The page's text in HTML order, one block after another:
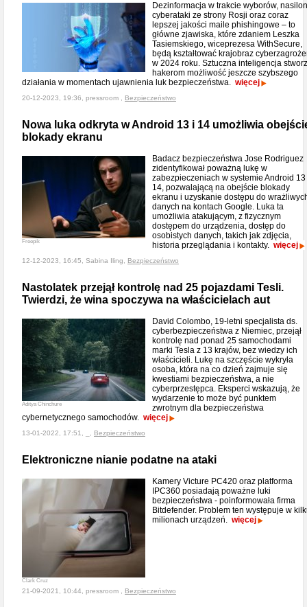
Dezinformacja w trakcie wyborów,
cyberataki ze strony Rosji oraz coraz
lepszej jakości maile phishingowe – to
główne zjawiska, które zdaniem Leszka
Tasiemskiego, wiceprezesa WithSecure,
będą kształtować krajobraz
w 2024 roku. Sztuczna inteligencja
hakerom możliwość jeszcze szybszego
działania w momentach ujawnienia luk bezpieczeństwa. więcej
20-12-2023, 19:36, pressroom , Bezpieczeństwo
Nowa luka odkryta w Android 13 i 14 umożliwia
blokady ekranu
Freepik
Badacz bezpieczeństwa Jose Rodriguez
zidentyfikował poważną lukę w
zabezpieczeniach w systemie Android 13
14, pozwalającą na obejście blokady
ekranu i uzyskanie dostępu do
danych na kontach Google. Luka ta
umożliwia atakującym, z fizycznym
dostępem do urządzenia, dostęp do
osobistych danych, takich jak zdjęcia,
historia przeglądania i kontakty. więcej
12-12-2023, 16:45, Sabina Iling, Bezpieczeństwo
Nastolatek przejął kontrolę nad 25 pojazdami Tesli.
Twierdzi, że wina spoczywa na właścicielach aut
Aditya Chinchure
David Colombo, 19-letni specjalista ds.
cyberbezpieczeństwa z Niemiec, przejął
kontrolę nad ponad 25 samochodami
marki Tesla z 13 krajów, bez wiedzy ich
właścicieli. Lukę na szczęście wykryła
osoba, która na co dzień zajmuje się
kwestiami bezpieczeństwa, a nie
cyberprzestępca. Eksperci wskazują, że
wydarzenie to może być punktem
zwrotnym dla bezpieczeństwa
cybernetycznego samochodów. więcej
13-01-2022, 17:51, _, Bezpieczeństwo
Elektroniczne nianie podatne na ataki
Clark Cruz
Kamery Victure PC420 oraz platforma
IPC360 posiadają poważne luki
bezpieczeństwa - poinformowała firma
Bitdefender. Problem ten występuje w
milionach urządzeń. więcej
21-09-2021, 10:44, pressroom , Bezpieczeństwo